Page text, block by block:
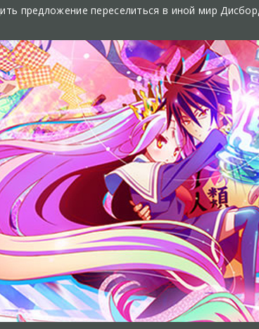
предложение переселиться в иной мир